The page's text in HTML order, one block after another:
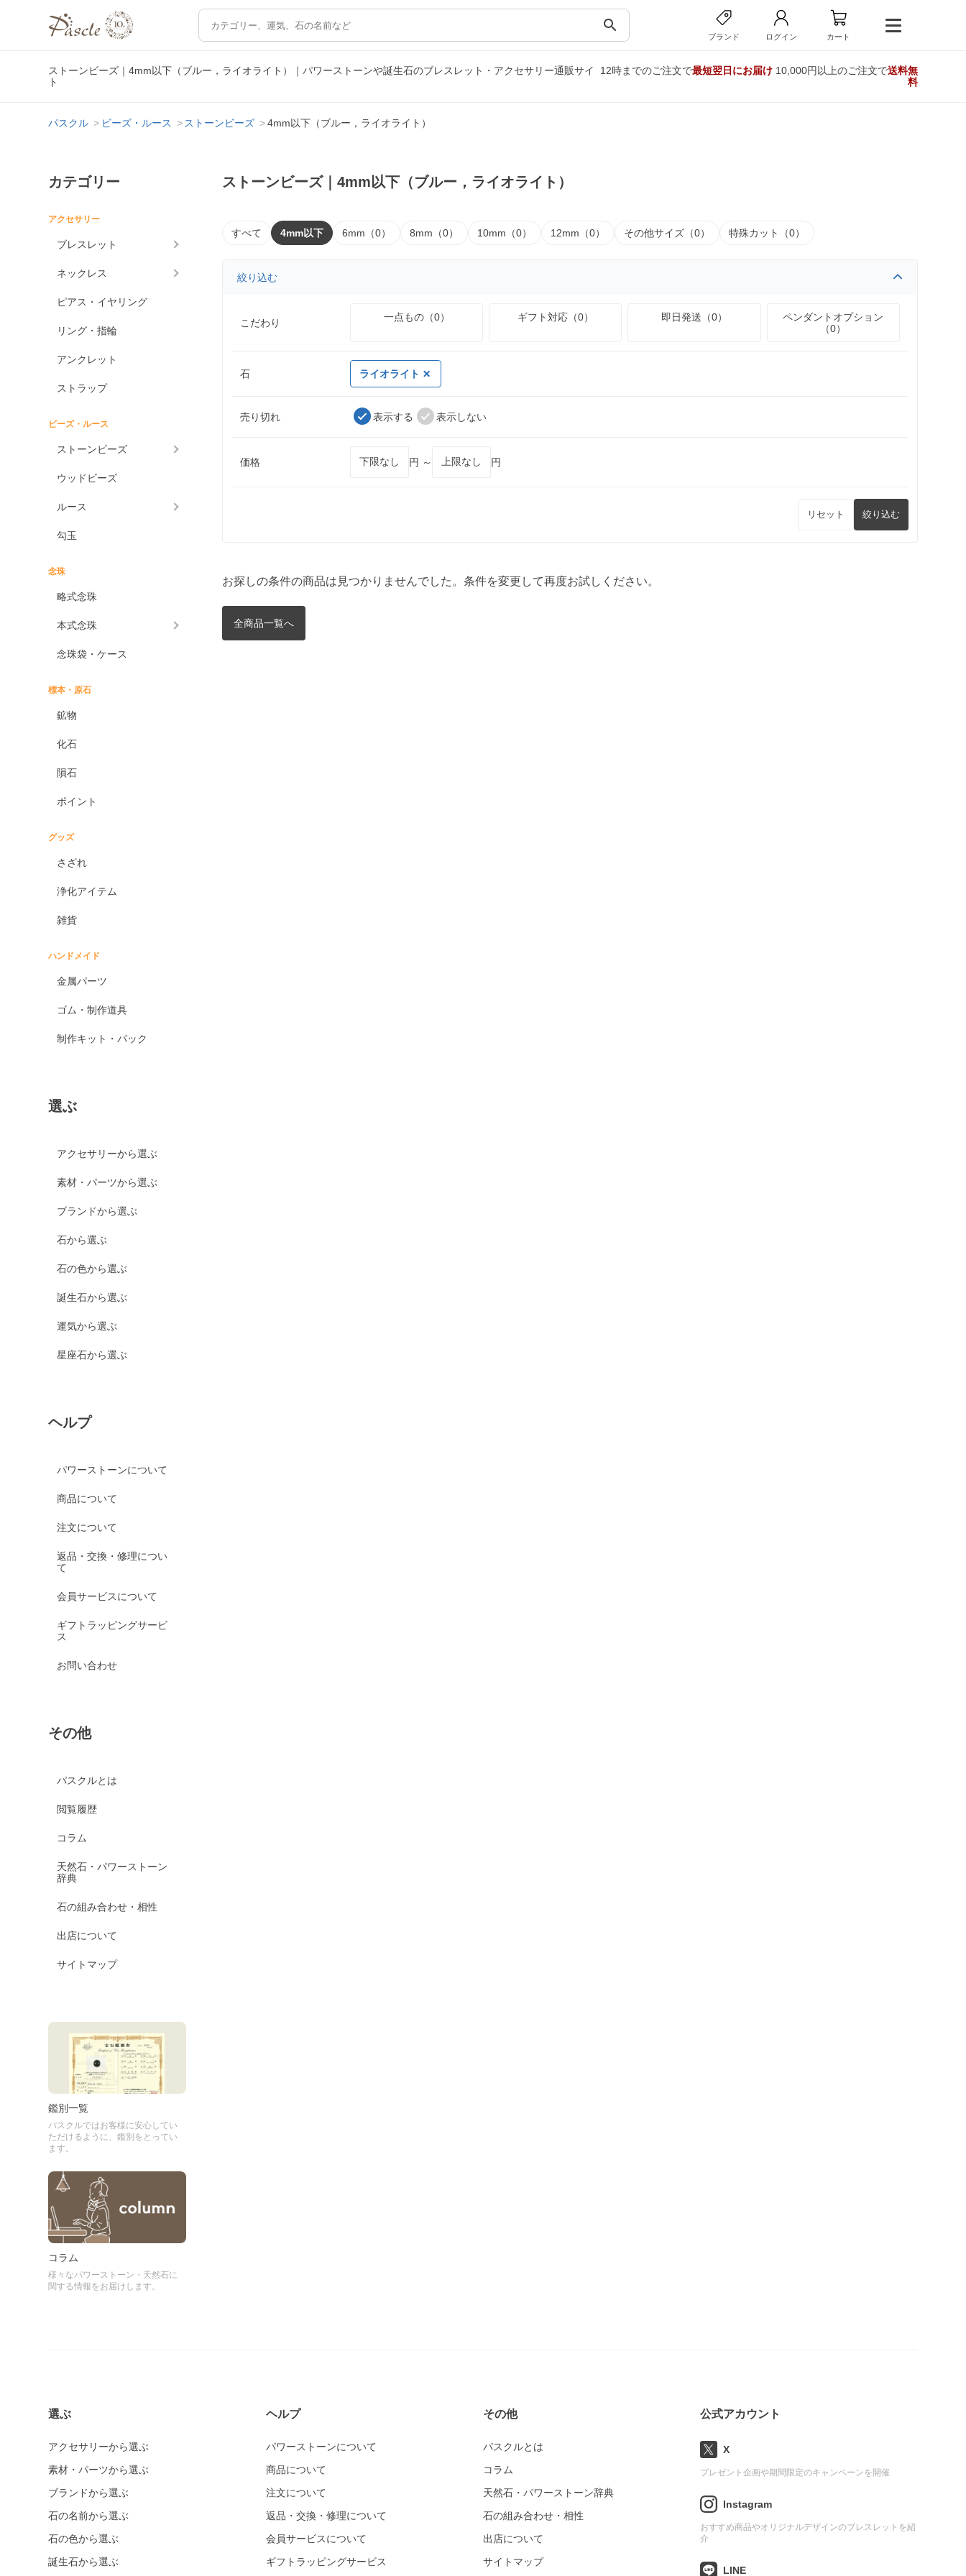
search
ブランド ログイン カート
ストーンビーズ｜4mm以下（ブルー，ライオライト）｜パワーストーンや誕生石のブレスレット・アクセサリー通販サイ
ト
12時までのご注文で最短翌日にお届け10,000円以上のご注文で送料無
料
パスクル ビーズ・ルース ストーンビーズ 4mm以下（ブルー，ライオライト）
カテゴリー
アクセサリー
ブレスレット
ネックレス
ピアス・イヤリング
リング・指輪
アンクレット
ストラップ
ビーズ・ルース
ストーンビーズ
ウッドビーズ
ルース
勾玉
念珠
略式念珠
本式念珠
念珠袋・ケース
標本・原石
鉱物
化石
隕石
ポイント
グッズ
さざれ
浄化アイテム
雑貨
ハンドメイド
金属パーツ
ゴム・制作道具
制作キット・パック
選ぶ
アクセサリーから選ぶ
素材・パーツから選ぶ
ブランドから選ぶ
石から選ぶ
石の色から選ぶ
誕生石から選ぶ
運気から選ぶ
星座石から選ぶ
ヘルプ
パワーストーンについて
商品について
注文について
返品・交換・修理につい
て
会員サービスについて
ギフトラッピングサービ
ス
お問い合わせ
その他
パスクルとは
閲覧履歴
コラム
天然石・パワーストーン
辞典
石の組み合わせ・相性
出店について
サイトマップ
鑑別一覧
パスクルではお客様に安心してい
ただけるように、鑑別をとってい
ます。
コラム
様々なパワーストーン・天然石に
関する情報をお届けします。
ストーンビーズ｜4mm以下（ブルー，ライオライト）
すべて 4mm以下 6mm（0） 8mm（0） 10mm（0） 12mm（0） その他サイズ（0） 特殊カット（0）
絞り込む
こだわり 一点もの（0） ギフト対応（0） 即日発送（0）
ペンダントオプション
（0）
石 ライオライト
売り切れ 表示する 表示しない
価格 円 ～ 円
リセット 絞り込む
お探しの条件の商品は見つかりませんでした。条件を変更して再度お試しください。
全商品一覧へ
選ぶ
アクセサリーから選ぶ
素材・パーツから選ぶ
ブランドから選ぶ
石の名前から選ぶ
石の色から選ぶ
誕生石から選ぶ
ヘルプ
パワーストーンについて
商品について
注文について
返品・交換・修理について
会員サービスについて
ギフトラッピングサービス
その他
パスクルとは
コラム
天然石・パワーストーン辞典
石の組み合わせ・相性
出店について
サイトマップ
公式アカウント
X
プレゼント企画や期間限定のキャンペーンを開催
Instagram
おすすめ商品やオリジナルデザインのブレスレットを紹
介
LINE